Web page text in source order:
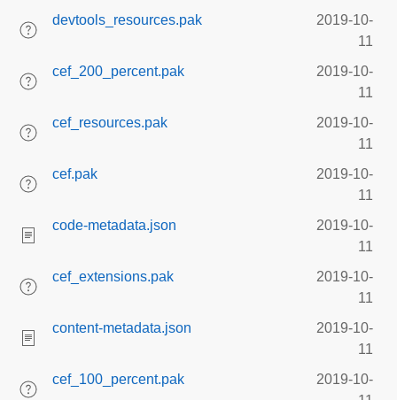
devtools_resources.pak
2019-10-
11
cef_200_percent.pak
2019-10-
11
cef_resources.pak
2019-10-
11
cef.pak
2019-10-
11
code-metadata.json
2019-10-
11
cef_extensions.pak
2019-10-
11
content-metadata.json
2019-10-
11
cef_100_percent.pak
2019-10-